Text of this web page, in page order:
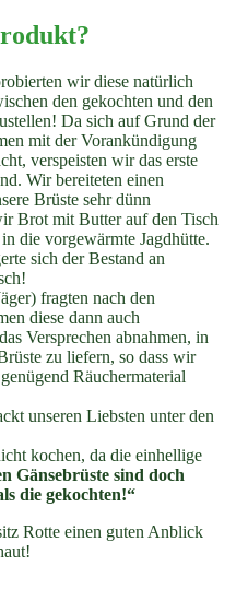
wir diese natürlich
den gekochten und den
Da sich auf Grund der
mit der Vorankündigung
verspeisten wir das erste
Wir bereiteten einen
Brüste sehr dünn
Brot mit Butter auf den Tisch
die vorgewärmte Jagdhütte.
sich der Bestand an
fragten nach den
diese dann auch
Versprechen abnahmen, in
zu liefern, so dass wir
Räuchermaterial
unseren Liebsten unter den
kochen, da die einhellige
Gänsebrüste sind doch
die gekochten!“
Rotte einen guten Anblick